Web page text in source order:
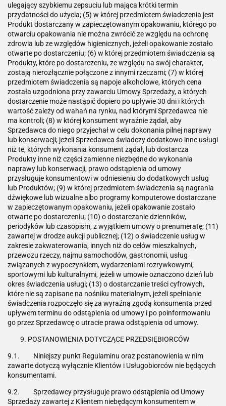
ulegający szybkiemu zepsuciu lub mająca krótki termin
przydatności do użycia; (5) w której przedmiotem świadczenia jest
Produkt dostarczany w zapieczętowanym opakowaniu, którego po
otwarciu opakowania nie można zwrócić ze względu na ochronę
zdrowia lub ze względów higienicznych, jeżeli opakowanie zostało
otwarte po dostarczeniu; (6) w której przedmiotem świadczenia są
Produkty, które po dostarczeniu, ze względu na swój charakter,
zostają nierozłącznie połączone z innymi rzeczami; (7) w której
przedmiotem świadczenia są napoje alkoholowe, których cena
została uzgodniona przy zawarciu Umowy Sprzedaży, a których
dostarczenie może nastąpić dopiero po upływie 30 dni i których
wartość zależy od wahań na rynku, nad którymi Sprzedawca nie
ma kontroli; (8) w której konsument wyraźnie żądał, aby
Sprzedawca do niego przyjechał w celu dokonania pilnej naprawy
lub konserwacji; jeżeli Sprzedawca świadczy dodatkowo inne usługi
niż te, których wykonania konsument żądał, lub dostarcza
Produkty inne niż części zamienne niezbędne do wykonania
naprawy lub konserwacji, prawo odstąpienia od umowy
przysługuje konsumentowi w odniesieniu do dodatkowych usług
lub Produktów; (9) w której przedmiotem świadczenia są nagrania
dźwiękowe lub wizualne albo programy komputerowe dostarczane
w zapieczętowanym opakowaniu, jeżeli opakowanie zostało
otwarte po dostarczeniu; (10) o dostarczanie dzienników,
periodyków lub czasopism, z wyjątkiem umowy o prenumeratę; (11)
zawartej w drodze aukcji publicznej; (12) o świadczenie usług w
zakresie zakwaterowania, innych niż do celów mieszkalnych,
przewozu rzeczy, najmu samochodów, gastronomii, usług
związanych z wypoczynkiem, wydarzeniami rozrywkowymi,
sportowymi lub kulturalnymi, jeżeli w umowie oznaczono dzień lub
okres świadczenia usługi; (13) o dostarczanie treści cyfrowych,
które nie są zapisane na nośniku materialnym, jeżeli spełnianie
świadczenia rozpoczęło się za wyraźną zgodą konsumenta przed
upływem terminu do odstąpienia od umowy i po poinformowaniu
go przez Sprzedawcę o utracie prawa odstąpienia od umowy.
POSTANOWIENIA DOTYCZĄCE PRZEDSIĘBIORCÓW
9.1. Niniejszy punkt Regulaminu oraz postanowienia w nim
zawarte dotyczą wyłącznie Klientów i Usługobiorców nie będących
konsumentami.
9.2. Sprzedawcy przysługuje prawo odstąpienia od Umowy
Sprzedaży zawartej z Klientem niebędącym konsumentem w